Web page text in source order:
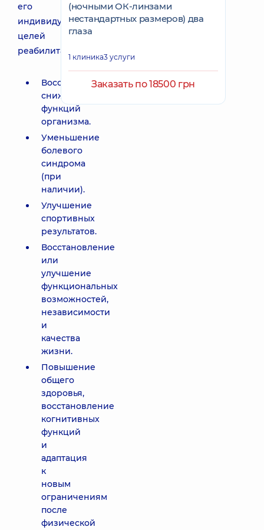
его
индивидуальных
целей
реабилитации:
Восстановление
сниженных
функций
организма.
Уменьшение
болевого
синдрома
(при
наличии).
Улучшение
спортивных
результатов.
Восстановление
или
улучшение
функциональных
возможностей,
независимости
и
качества
жизни.
Повышение
общего
здоровья,
восстановление
когнитивных
функций
и
адаптация
к
новым
ограничениям
после
физической
(ночными ОК-линзами
нестандартных размеров) два
глаза
1 клиника3 услуги
Заказать по 18500 грн